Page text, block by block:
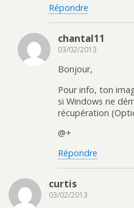
Répondre
chantal11
03/02/2013
Bonjour,
Pour info, ton
si Windows ne
récupération
@+
Répondre
curtis
03/02/2013